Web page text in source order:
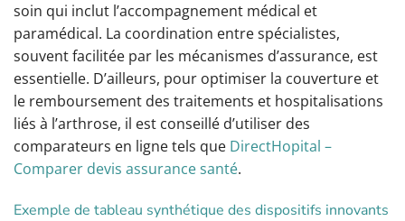
soin qui inclut l’accompagnement médical et
paramédical. La coordination entre spécialistes,
souvent facilitée par les mécanismes d’assurance, est
essentielle. D’ailleurs, pour optimiser la couverture et
le remboursement des traitements et hospitalisations
liés à l’arthrose, il est conseillé d’utiliser des
comparateurs en ligne tels que DirectHopital –
Comparer devis assurance santé.
Exemple de tableau synthétique des dispositifs innovants